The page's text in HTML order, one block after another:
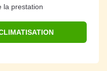
la prestation